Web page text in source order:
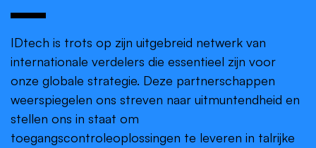
IDtech is trots op zijn uitgebreid netwerk van
internationale verdelers die essentieel zijn voor
onze globale strategie. Deze partnerschappen
weerspiegelen ons streven naar uitmuntendheid en
stellen ons in staat om
toegangscontroleoplossingen te leveren in talrijke